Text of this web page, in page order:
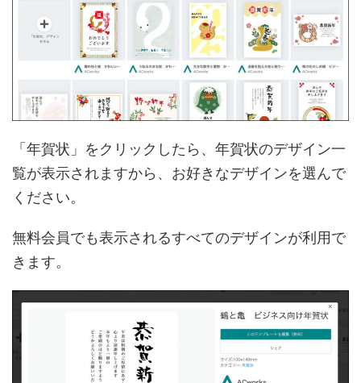
「年賀状」をクリックしたら、年賀状のデザイン一
覧が表示されますから、お好きなデザインを選んで
ください。
無料会員でも表示されるすべてのデザインが利用で
きます。